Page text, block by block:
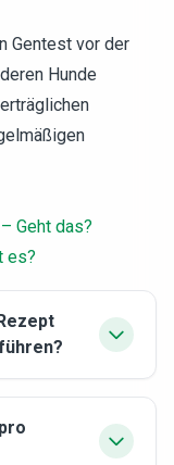
Gentest vor der
Hunde
Geht das?
es?